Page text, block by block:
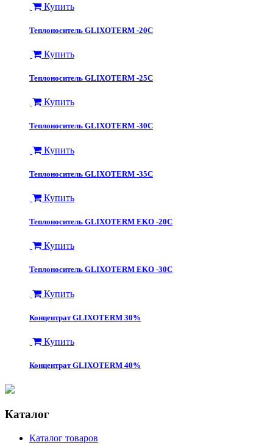
Купить
Теплоноситель GLIXOTERM -20C
Купить
Теплоноситель GLIXOTERM -25C
Купить
Теплоноситель GLIXOTERM -30C
Купить
Теплоноситель GLIXOTERM -35C
Купить
Теплоноситель GLIXOTERM EKO -20C
Купить
Теплоноситель GLIXOTERM EKO -30C
Купить
Концентрат GLIXOTERM 30%
Купить
​Концентрат GLIXOTERM 40%
Каталог
Каталог товаров